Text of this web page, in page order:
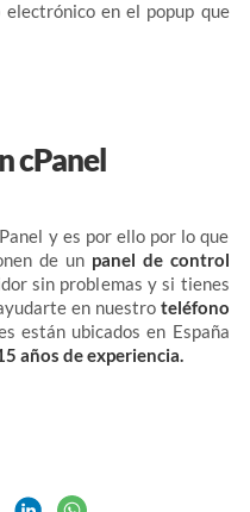
en el popup que
cPanel
y es por ello por lo que
de un panel de control
sin problemas y si tienes
en nuestro teléfono
están ubicados en España
años de experiencia.